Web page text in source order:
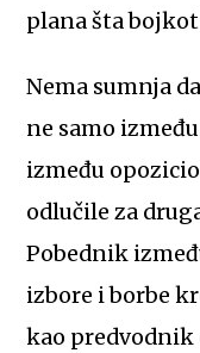
plana šta
Nema sumnja
ne samo
između
odlučile za
Pobednik
izbore i borbe
kao predvodnik